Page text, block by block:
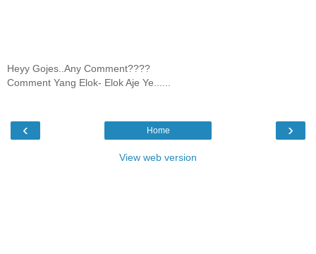
Heyy Gojes..Any Comment????
Comment Yang Elok- Elok Aje Ye......
‹ ›
Home
View web version